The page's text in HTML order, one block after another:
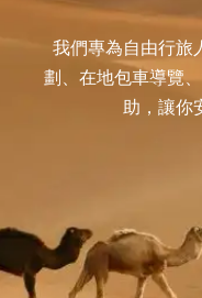
我們專為自由行旅
劃、在地包車導覽
助，讓你